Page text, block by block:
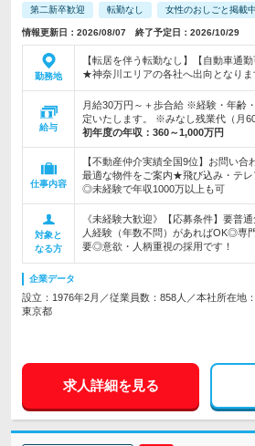
第二新卒歓迎 転勤なし 女性のおしごと掲載中
情報更新日：2026/08/07 終了予定日：2026/10/29
勤務地
【転居を伴う転勤なし】【自動車通
★神奈川エリアの各社へ出向となりま
給与
月給30万円～＋歩合給 ※経験・年齢
定いたします。 ※みなし残業代（月
初年度の年収： 360～1,000万円
仕事内容
【不動産仲介実績全国9位】お問い合
最適な物件をご案内★飛び込み・テレ
◎未経験で年収1000万以上も可
対象と
なる方
《未経験大歓迎》【応募条件】要普
人経験（年数不問）があればOK◎専
要◎意欲・人柄重視の採用です！
企業データ
設立：1976年2月／従業員数：858人／本社所在地：
東京都
求人詳細を見る